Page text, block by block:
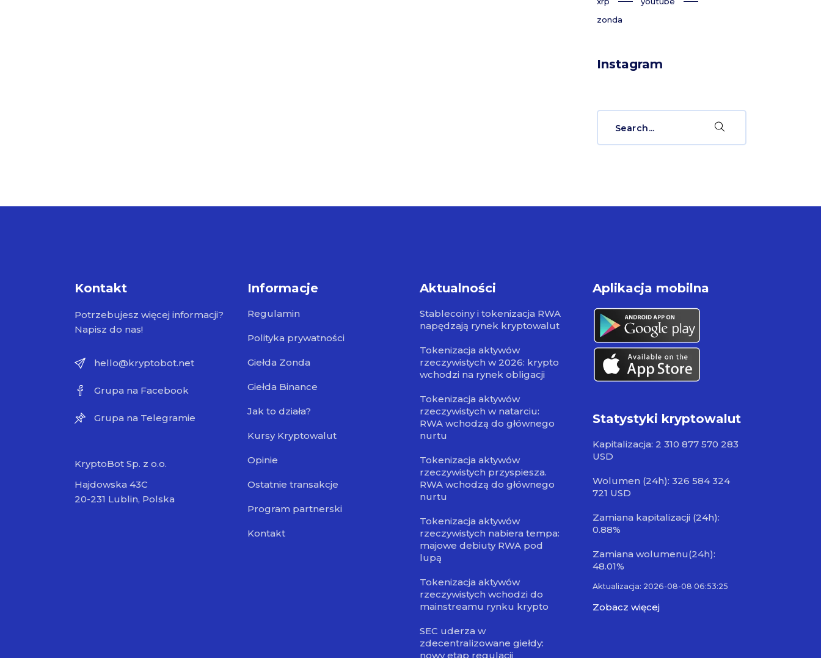
zonda
Instagram
Kontakt
Potrzebujesz więcej informacji?
Napisz do nas!
hello@kryptobot.net
Grupa na Facebook
Grupa na Telegramie
KryptoBot Sp. z o.o.
Hajdowska 43C
20-231 Lublin, Polska
Informacje
Regulamin
Polityka prywatności
Giełda Zonda
Giełda Binance
Jak to działa?
Kursy Kryptowalut
Opinie
Ostatnie transakcje
Program partnerski
Kontakt
Aktualności
Stablecoiny i tokenizacja RWA
napędzają rynek kryptowalut
Tokenizacja aktywów
rzeczywistych w 2026: krypto
wchodzi na rynek obligacji
Tokenizacja aktywów
rzeczywistych w natarciu:
RWA wchodzą do głównego
nurtu
Tokenizacja aktywów
rzeczywistych przyspiesza.
RWA wchodzą do głównego
nurtu
Tokenizacja aktywów
rzeczywistych nabiera tempa:
majowe debiuty RWA pod
lupą
Tokenizacja aktywów
rzeczywistych wchodzi do
mainstreamu rynku krypto
SEC uderza w
zdecentralizowane giełdy:
nowy etap regulacji
Aplikacja mobilna
Statystyki kryptowalut
Kapitalizacja: 2 310 877 570 283
USD
Wolumen (24h): 326 584 324
721 USD
Zamiana kapitalizacji (24h):
0.88%
Zamiana wolumenu(24h):
48.01%
Aktualizacja: 2026-08-08 06:53:25
Zobacz więcej